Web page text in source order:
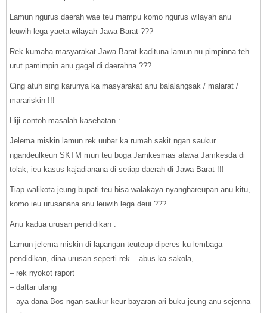
Lamun ngurus daerah wae teu mampu komo ngurus wilayah anu
leuwih lega yaeta wilayah Jawa Barat ???
Rek kumaha masyarakat Jawa Barat kadituna lamun nu pimpinna teh
urut pamimpin anu gagal di daerahna ???
Cing atuh sing karunya ka masyarakat anu balalangsak / malarat /
marariskin !!!
Hiji contoh masalah kasehatan :
Jelema miskin lamun rek uubar ka rumah sakit ngan saukur
ngandeulkeun SKTM mun teu boga Jamkesmas atawa Jamkesda di
tolak, ieu kasus kajadianana di setiap daerah di Jawa Barat !!!
Tiap walikota jeung bupati teu bisa walakaya nyanghareupan anu kitu,
komo ieu urusanana anu leuwih lega deui ???
Anu kadua urusan pendidikan :
Lamun jelema miskin di lapangan teuteup diperes ku lembaga
pendidikan, dina urusan seperti rek – abus ka sakola,
– rek nyokot raport
– daftar ulang
– aya dana Bos ngan saukur keur bayaran ari buku jeung anu sejenna